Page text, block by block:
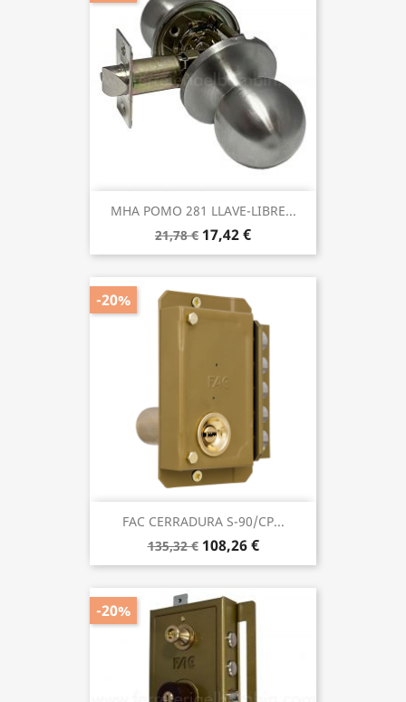
MHA POMO 281 LLAVE-LIBRE...
21,78 € 17,42 €
FAC CERRADURA S-90/CP...
135,32 € 108,26 €
-20%
-20%